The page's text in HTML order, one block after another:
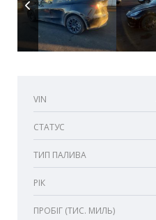
VIN
СТАТУС
ТИП ПАЛИВА
РІК
ПРОБІГ (ТИС. МИЛЬ)